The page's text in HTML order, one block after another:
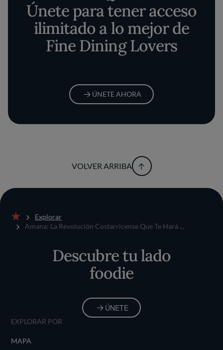
Únete para tener acceso
ilimitado a lo mejor de
Fine Dining Lovers
ÚNETE AHORA
VOLVER ARRIBA
Inicio
Explorar
Amana: La Revolución Costarricense Que Te Hará ...
Descubre tu lado
foodie
ÚNETE
EXPLORAR POR
MAPA